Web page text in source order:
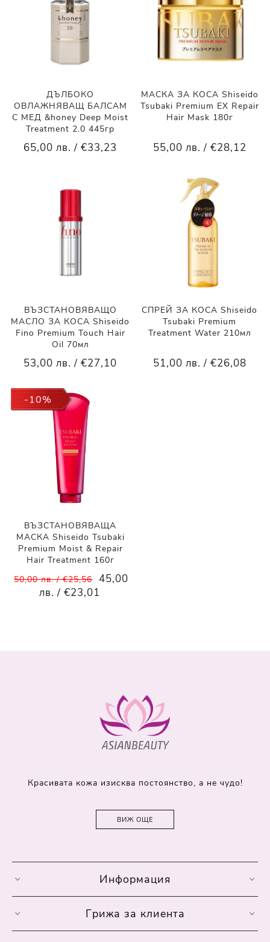
ДЪЛБОКО
ОВЛАЖНЯВАЩ БАЛСАМ
С МЕД &honey Deep Moist
Treatment 2.0 445гр
65,00 лв. / €33,23
МАСКА ЗА КОСА Shiseido
Tsubaki Premium EX Repair
Hair Mask 180г
55,00 лв. / €28,12
ВЪЗСТАНОВЯВАЩО
МАСЛО ЗА КОСА Shiseido
Fino Premium Touch Hair
Oil 70мл
53,00 лв. / €27,10
СПРЕЙ ЗА КОСА Shiseido
Tsubaki Premium
Treatment Water 210мл
51,00 лв. / €26,08
-10%
ВЪЗСТАНОВЯВАЩА
МАСКА Shiseido Tsubaki
Premium Moist & Repair
Hair Treatment 160г
50,00 лв. / €25,56 45,00
лв. / €23,01
Красивата кожа изисква постоянство, а не чудо!
ВИЖ ОЩЕ
Информация
Грижа за клиента